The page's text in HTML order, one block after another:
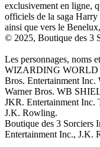
exclusivement en ligne,
officiels de la saga
ainsi que vers le
© 2025, Boutique des 3
Les personnages, noms
WIZARDING WORLD
Bros. Entertainment Inc.
Warner Bros. WB
JKR. Entertainment Inc.
J.K. Rowling.
Boutique des 3 Sorciers
Entertainment Inc., J.K.